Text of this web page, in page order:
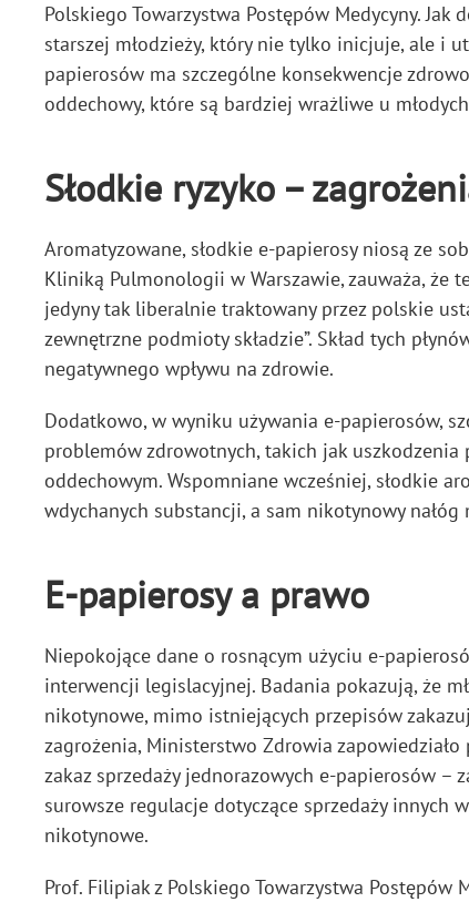
Polskiego Towarzystwa Postępów Medycyny.
starszej młodzieży, który nie tylko inicjuje, ale i
papierosów ma szczególne konsekwencje
oddechowy, które są bardziej wrażliwe u
Słodkie ryzyko –
Aromatyzowane, słodkie e-papierosy niosą ze
Kliniką Pulmonologii w Warszawie, zauważa, że
jedyny tak liberalnie traktowany przez polskie
zewnętrzne podmioty składzie”. Skład tych
negatywnego wpływu na zdrowie.
Dodatkowo, w wyniku używania e-papierosów,
problemów zdrowotnych, takich jak uszkodzenia
oddechowym. Wspomniane wcześniej, słodkie
wdychanych substancji, a sam nikotynowy nałóg
E-papierosy a prawo
Niepokojące dane o rosnącym użyciu e-
interwencji legislacyjnej. Badania pokazują, że
nikotynowe, mimo istniejących przepisów
zagrożenia, Ministerstwo Zdrowia
zakaz sprzedaży jednorazowych e-papierosów –
surowsze regulacje dotyczące sprzedaży innych
nikotynowe.
Prof. Filipiak z Polskiego Towarzystwa